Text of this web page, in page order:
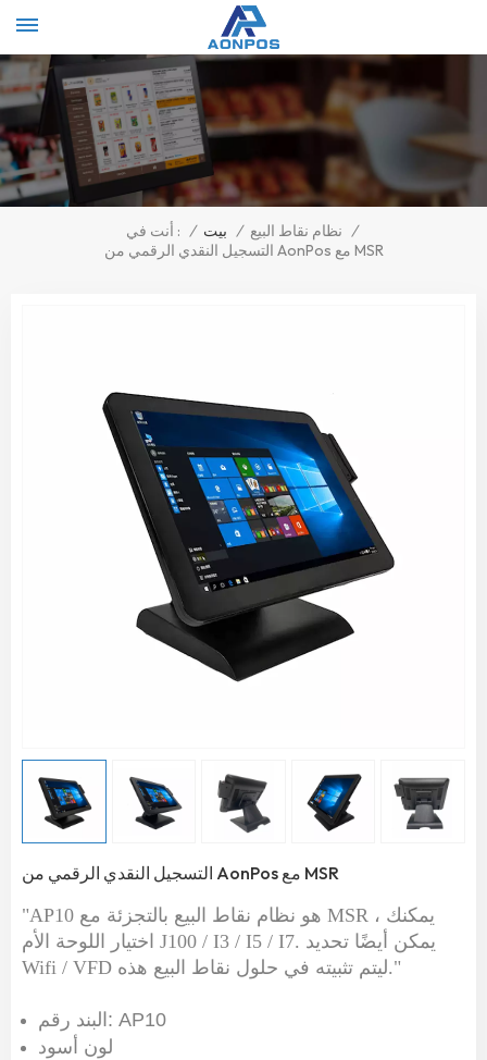
أنت في : / بيت / نظام نقاط البيع /
التسجيل النقدي الرقمي من AonPos مع MSR
التسجيل النقدي الرقمي من AonPos مع MSR
"AP10 هو نظام نقاط البيع بالتجزئة مع MSR ، يمكنك
اختيار اللوحة الأم J100 / I3 / I5 / I7. يمكن أيضًا تحديد
Wifi / VFD ليتم تثبيته في حلول نقاط البيع هذه."
البند رقم: AP10
لون أسود